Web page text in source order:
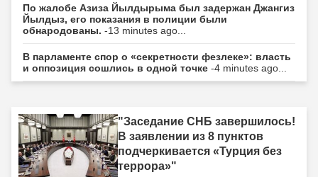
По жалобе Азиза Йылдырыма был задержан Джангиз
Йылдыз, его показания в полиции были
обнародованы. -13 minutes ago...
В парламенте спор о «секретности фезлеке»: власть
и оппозиция сошлись в одной точке -4 minutes ago...
"Заседание СНБ завершилось!
В заявлении из 8 пунктов
подчеркивается «Турция без
террора»"